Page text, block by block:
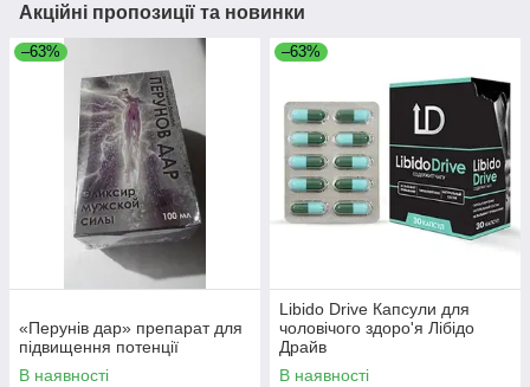
Акційні пропозиції та новинки
–63%
«Перунів дар» препарат для
підвищення потенції
В наявності
–63%
Libido Drive Капсули для
чоловічого здоро'я Лібідо
Драйв
В наявності